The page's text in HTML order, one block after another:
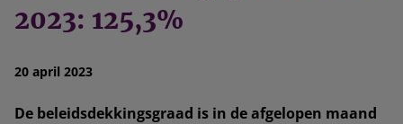
2023: 125,3%
20 april 2023
De beleidsdekkingsgraad is in de afgelopen maand